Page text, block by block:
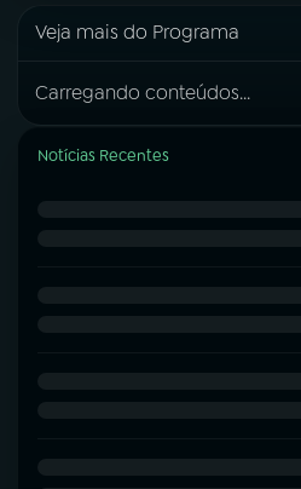
Veja mais do Programa
Carregando conteúdos...
Notícias Recentes